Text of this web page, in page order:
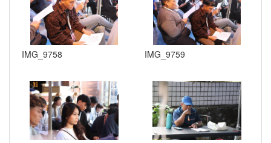
IMG_9758 IMG_9759